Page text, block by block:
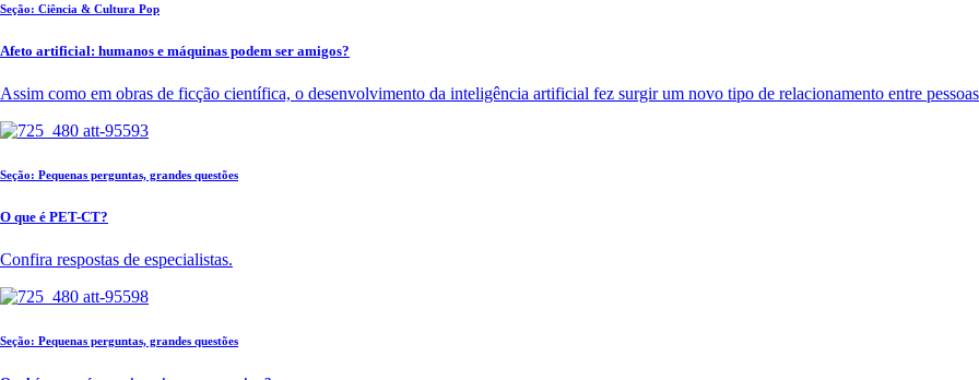
Seção: Ciência & Cultura Pop
Afeto artificial: humanos e máquinas podem ser amigos?
Assim como em obras de ficção científica, o desenvolvimento da inteligência artificial fez surgir um novo tipo de relacionamento entre
Seção: Pequenas perguntas, grandes questões
O que é PET-CT?
Confira respostas de especialistas.
Seção: Pequenas perguntas, grandes questões